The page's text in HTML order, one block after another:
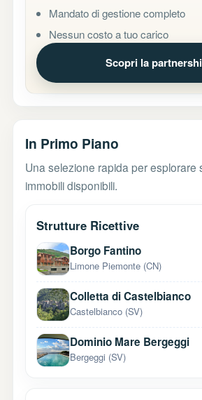
Mandato di gestione completo
Nessun costo a tuo carico
Scopri la
In Primo Piano
Una selezione rapida per esplorare
immobili disponibili.
Strutture Ricettive
Borgo Fantino
Limone Piemonte (CN)
Colletta di Castelbianco
Castelbianco (SV)
Dominio Mare Bergeggi
Bergeggi (SV)